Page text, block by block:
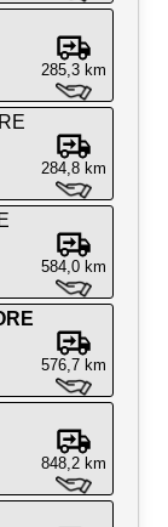
285,3 km
284,8 km
584,0 km
576,7 km
848,2 km